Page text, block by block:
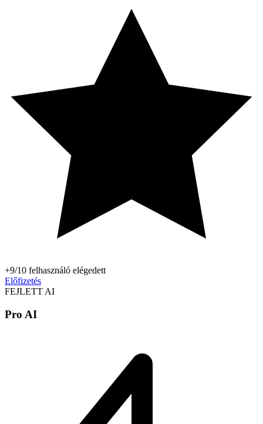
+9/10 felhasználó elégedett
Előfizetés
FEJLETT AI
Pro AI